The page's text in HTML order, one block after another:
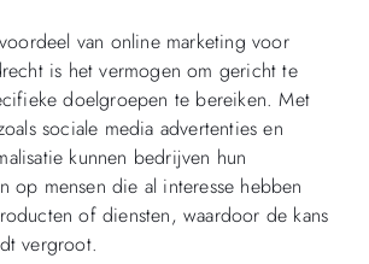
van online marketing voor
is het vermogen om gericht te
doelgroepen te bereiken. Met
sociale media advertenties en
kunnen bedrijven hun
op mensen die al interesse hebben
of diensten, waardoor de kans
vergroot.